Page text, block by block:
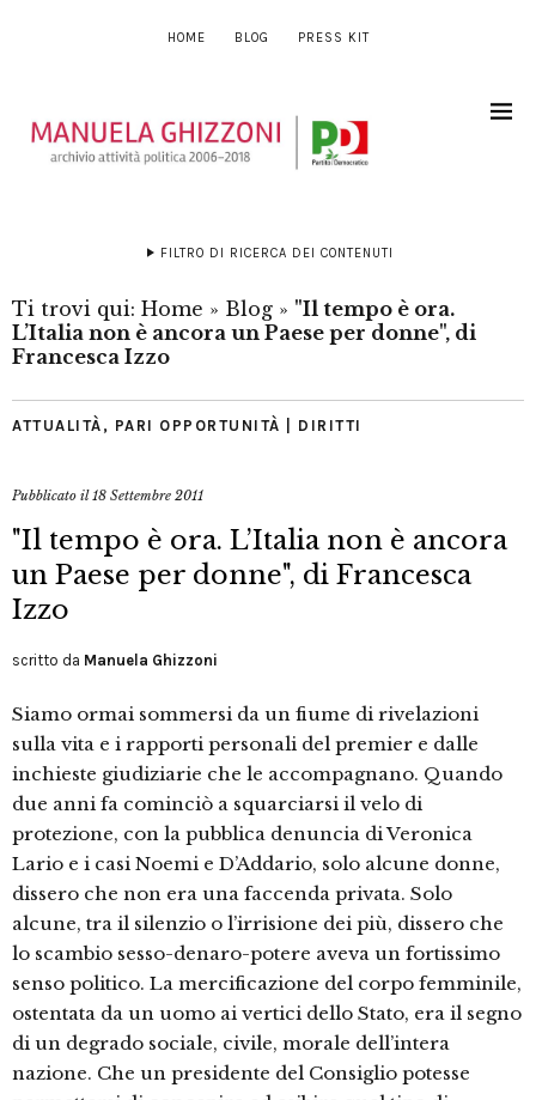
HOME BLOG PRESS KIT
FILTRO DI RICERCA DEI CONTENUTI
Ti trovi qui: Home » Blog » "Il tempo è ora.
L’Italia non è ancora un Paese per donne", di
Francesca Izzo
ATTUALITÀ , PARI OPPORTUNITÀ | DIRITTI
Pubblicato il18 Settembre 2011
"Il tempo è ora. L’Italia non è ancora
un Paese per donne", di Francesca
Izzo
scritto da Manuela Ghizzoni
Siamo ormai sommersi da un fiume di rivelazioni
sulla vita e i rapporti personali del premier e dalle
inchieste giudiziarie che le accompagnano. Quando
due anni fa cominciò a squarciarsi il velo di
protezione, con la pubblica denuncia di Veronica
Lario e i casi Noemi e D’Addario, solo alcune donne,
dissero che non era una faccenda privata. Solo
alcune, tra il silenzio o l’irrisione dei più, dissero che
lo scambio sesso-denaro-potere aveva un fortissimo
senso politico. La mercificazione del corpo femminile,
ostentata da un uomo ai vertici dello Stato, era il segno
di un degrado sociale, civile, morale dell’intera
nazione. Che un presidente del Consiglio potesse